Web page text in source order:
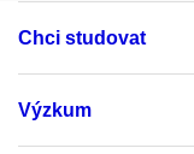
Chci studovat
Výzkum